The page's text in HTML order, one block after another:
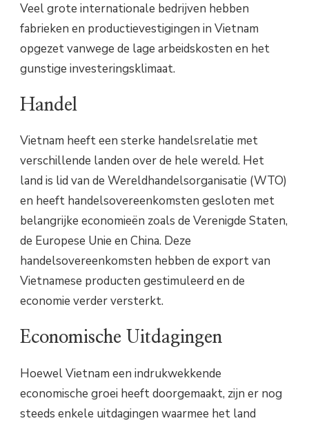
Veel grote internationale bedrijven hebben
fabrieken en productievestigingen in Vietnam
opgezet vanwege de lage arbeidskosten en het
gunstige investeringsklimaat.
Handel
Vietnam heeft een sterke handelsrelatie met
verschillende landen over de hele wereld. Het
land is lid van de Wereldhandelsorganisatie (WTO)
en heeft handelsovereenkomsten gesloten met
belangrijke economieën zoals de Verenigde Staten,
de Europese Unie en China. Deze
handelsovereenkomsten hebben de export van
Vietnamese producten gestimuleerd en de
economie verder versterkt.
Economische Uitdagingen
Hoewel Vietnam een indrukwekkende
economische groei heeft doorgemaakt, zijn er nog
steeds enkele uitdagingen waarmee het land